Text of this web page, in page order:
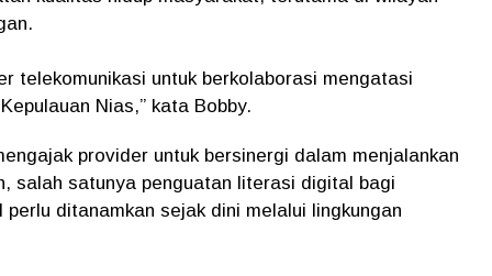
telekomunikasi untuk berkolaborasi mengatasi
Nias,” kata Bobby.
provider untuk bersinergi dalam menjalankan
salah satunya penguatan literasi digital bagi
ditanamkan sejak dini melalui lingkungan